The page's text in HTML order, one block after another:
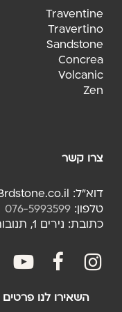
Traventine
Travertino
Sandstone
Concrea
Volcanic
Zen
צרו קשר
דוא"ל: sales@3rdstone.co.il
טלפון: 076-5993599
כתובת: נירים 1, תנובות
youtubefacebook
השאירו לנו פרטים